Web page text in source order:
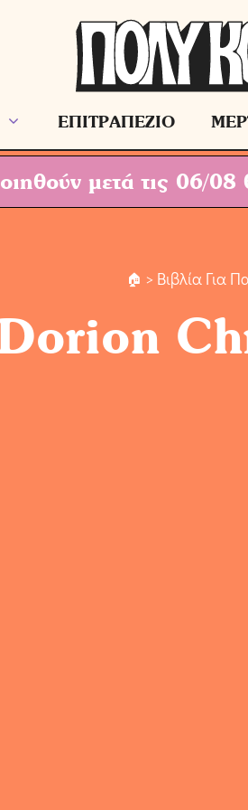
ΕΠΙΤΡΑΠΕΖΙΟ
μετά τις 06/08
> Βιβλία Για